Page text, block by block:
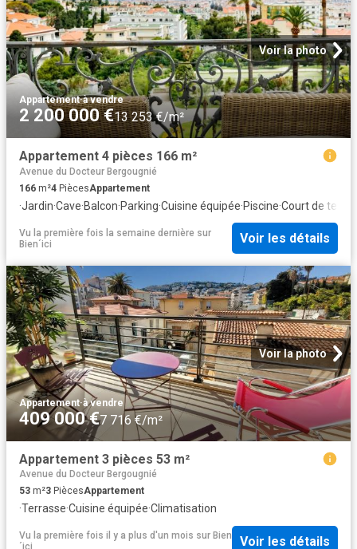
Voir la photo
Appartement·à vendre
2 200 000 €13 253 €/m²
Appartement 4 pièces 166 m²
Avenue du Docteur Bergougnié
166 m²4 PiècesAppartement
·Jardin·Cave·Balcon·Parking·Cuisine équipée·Piscine·Court de tennis
Vu la première fois la semaine dernière sur
Bien´ici
Voir les détails
Voir la photo
Appartement·à vendre
409 000 €7 716 €/m²
Appartement 3 pièces 53 m²
Avenue du Docteur Bergougnié
53 m²3 PiècesAppartement
·Terrasse·Cuisine équipée·Climatisation
Vu la première fois il y a plus d'un mois sur Bien
Voir les détails